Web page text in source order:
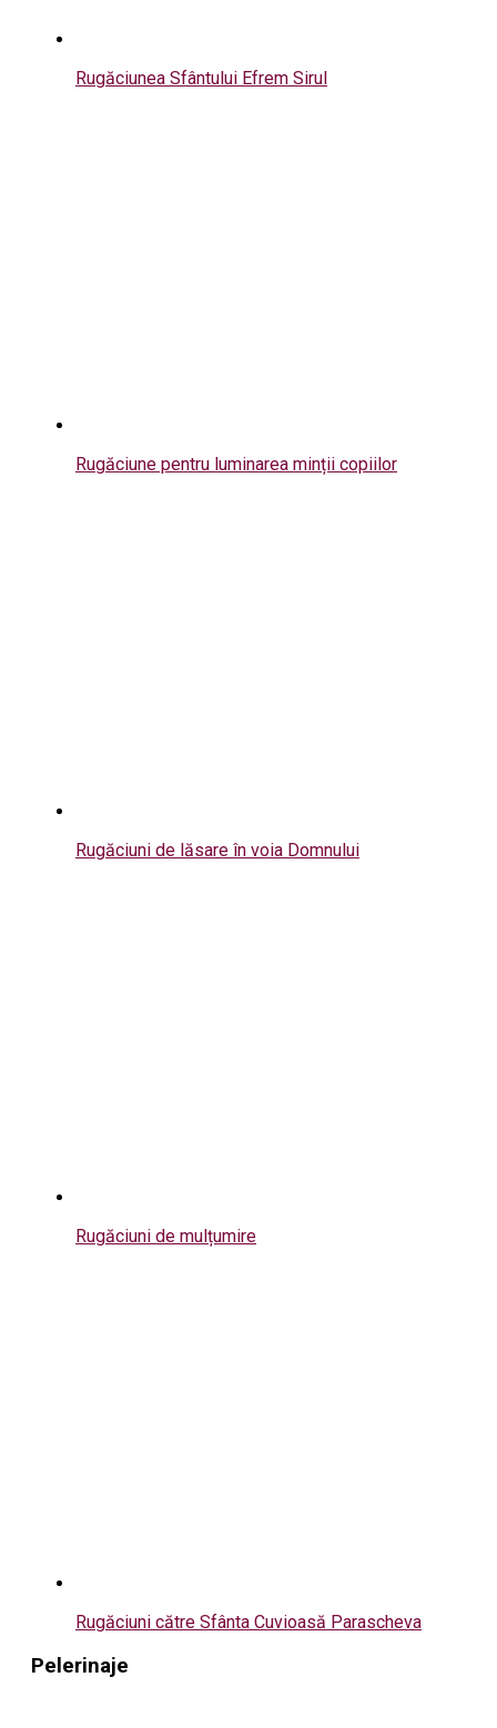
Rugăciunea Sfântului Efrem Sirul
Rugăciune pentru luminarea minții copiilor
Rugăciuni de lăsare în voia Domnului
Rugăciuni de mulțumire
Rugăciuni către Sfânta Cuvioasă Parascheva
Pelerinaje